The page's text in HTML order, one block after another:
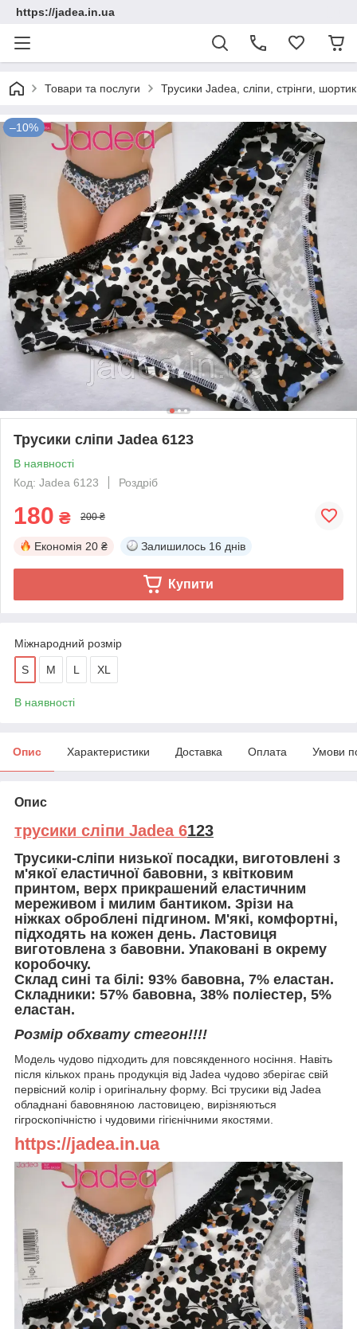
https://jadea.in.ua
Товари та послуги Трусики Jadea, сліпи, стрінги,
–10%
Трусики сліпи Jadea 6123
В наявності
Код: Jadea 6123
Роздріб
180 ₴ 200 ₴
Економія 20 ₴ Залишилось 16 днів
Купити
Міжнародний розмір
S M L XL
В наявності
Опис Характеристики Доставка Оплата Умови
Опис
трусики сліпи Jadea 6123
Трусики-сліпи низької посадки, виготовлені з
м'якої еластичної бавовни, з квітковим
принтом, верх прикрашений еластичним
мереживом і милим бантиком. Зрізи на
ніжках оброблені підгином. М'які, комфортні,
підходять на кожен день. Ластовиця
виготовлена з бавовни. Упаковані в окрему
коробочку.
Склад сині та білі: 93% бавовна, 7% еластан.
Складники: 57% бавовна, 38% поліестер, 5%
еластан.
Розмір обхвату стегон!!!!
Модель чудово підходить для повсякденного носіння. Навіть
після кількох прань продукція від Jadea чудово зберігає свій
первісний колір і оригінальну форму. Всі трусики від Jadea
обладнані бавовняною ластовицею, вирізняються
гігроскопічністю і чудовими гігієнічними якостями.
https://jadea.in.ua